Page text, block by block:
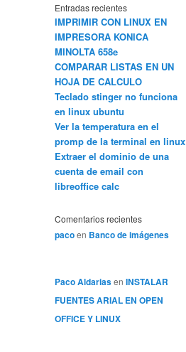
Entradas recientes
IMPRIMIR CON LINUX EN
IMPRESORA KONICA
MINOLTA 658e
COMPARAR LISTAS EN UN
HOJA DE CALCULO
Teclado stinger no funciona
en linux ubuntu
Ver la temperatura en el
promp de la terminal en linux
Extraer el dominio de una
cuenta de email con
libreoffice calc
Comentarios recientes
pacoen Banco de imágenes
Paco Aldariasen INSTALAR
FUENTES ARIAL EN OPEN
OFFICE Y LINUX